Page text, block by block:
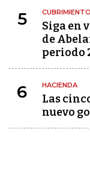
5
Siga en
de
periodo
6 HACIENDA
Las
nuevo